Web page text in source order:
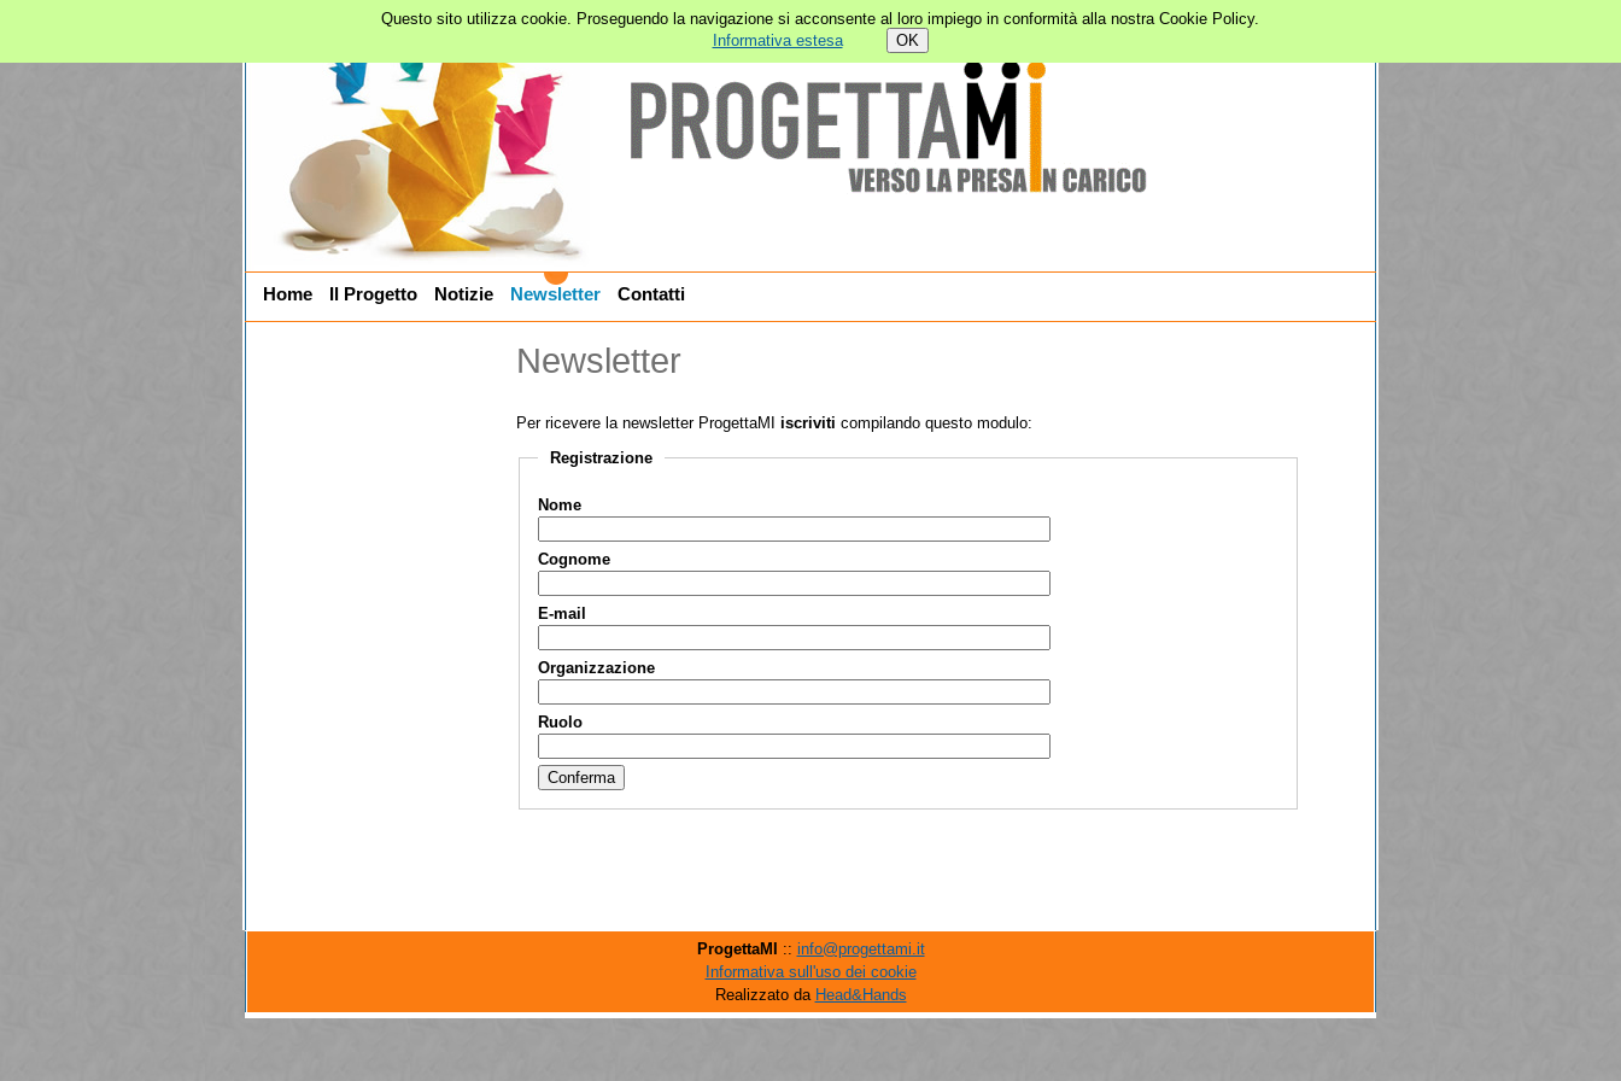
Questo sito utilizza cookie. Proseguendo la navigazione si acconsente al loro impiego in conformità alla nostra Cookie Policy.
Informativa estesa
Home Il Progetto Notizie Newsletter Contatti
Newsletter
Per ricevere la newsletter ProgettaMI iscriviti compilando questo modulo:
Registrazione
Nome
Cognome
E-mail
Organizzazione
Ruolo
ProgettaMI :: info@progettami.it
Informativa sull'uso dei cookie
Realizzato da Head&Hands